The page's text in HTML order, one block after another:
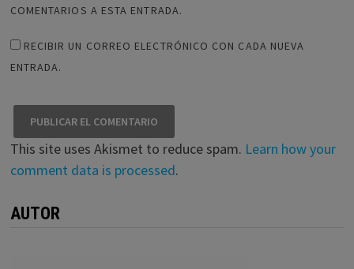
COMENTARIOS A ESTA ENTRADA.
RECIBIR UN CORREO ELECTRÓNICO CON CADA NUEVA
ENTRADA.
This site uses Akismet to reduce spam. Learn how your
comment data is processed.
AUTOR